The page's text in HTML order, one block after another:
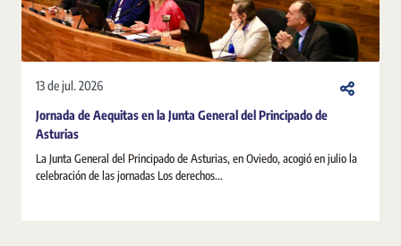
13 de jul. 2026
Jornada de Aequitas en la Junta General del Principado de
Asturias
La Junta General del Principado de Asturias, en Oviedo, acogió en julio la
celebración de las jornadas Los derechos...